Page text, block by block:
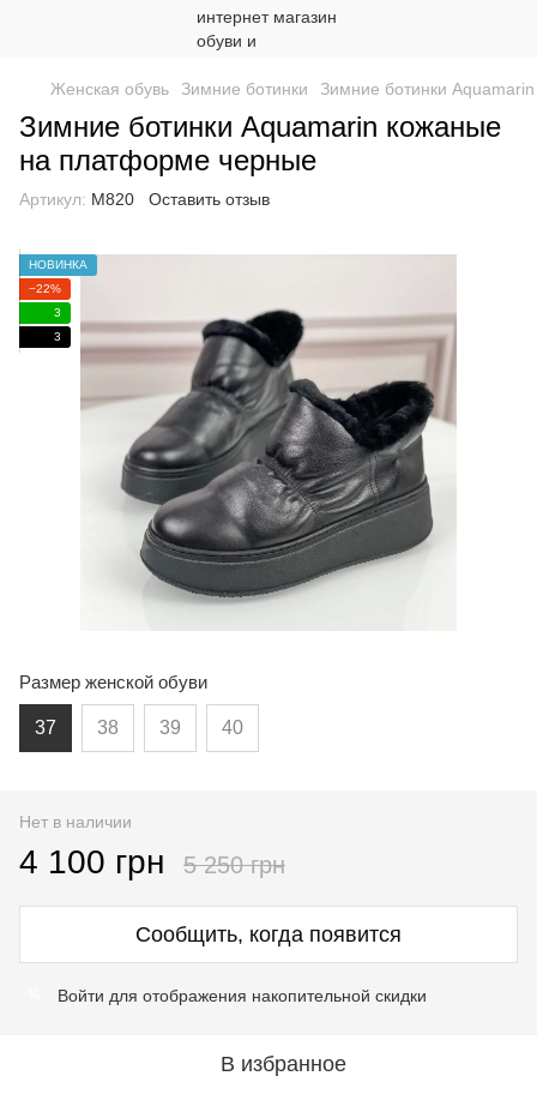
Женская обувь Зимние ботинки Зимние ботинки Aquamarin
Зимние ботинки Aquamarin кожаные
на платформе черные
Артикул: М820 Оставить отзыв
НОВИНКА
−22%
3
3
Размер женской обуви
37 38 39 40
Нет в наличии
4 100 грн 5 250 грн
Сообщить, когда появится
Войти для отображения накопительной скидки
В избранное